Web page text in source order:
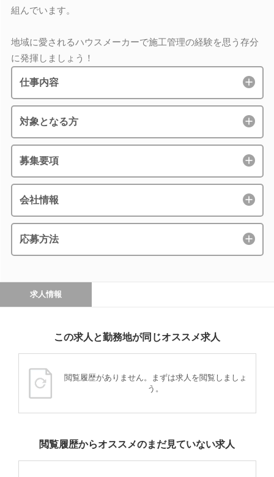
組んでいます。
地域に愛されるハウスメーカーで施工管理の経験を思う存分
に発揮しましょう！
仕事内容
対象となる方
募集要項
会社情報
応募方法
求人情報
この求人と勤務地が同じオススメ求人
閲覧履歴がありません。まずは求人を閲覧しましょ
う。
閲覧履歴からオススメのまだ見ていない求人